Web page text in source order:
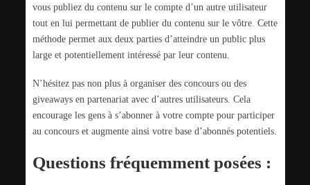
vous publiez du contenu sur le compte d’un autre utilisateur
tout en lui permettant de publier du contenu sur le vôtre. Cette
méthode permet aux deux parties d’atteindre un public plus
large et potentiellement intéressé par leur contenu.
N’hésitez pas non plus à organiser des concours ou des
giveaways en partenariat avec d’autres utilisateurs. Cela
encourage les gens à s’abonner à votre compte pour participer
au concours et augmente ainsi votre base d’abonnés potentiels.
Questions fréquemment posées :